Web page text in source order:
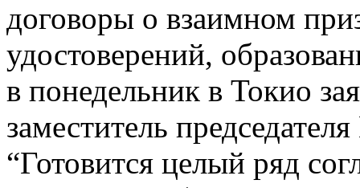
договоры о взаимном
удостоверений,
в понедельник в Токио
заместитель
“Готовится целый ряд